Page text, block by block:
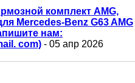
комплект AMG,
Mercedes-Benz G63 AMG
нам:
com) - 05 апр 2026